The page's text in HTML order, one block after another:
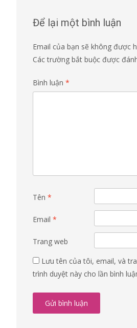
Để lại một bình luận
Email của bạn sẽ không được
Các trường bắt buộc được
Bình luận *
Tên *
Email *
Trang web
Lưu tên của tôi, email, và
trình duyệt này cho lần bình